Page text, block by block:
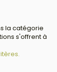
la catégorie
s'offrent à